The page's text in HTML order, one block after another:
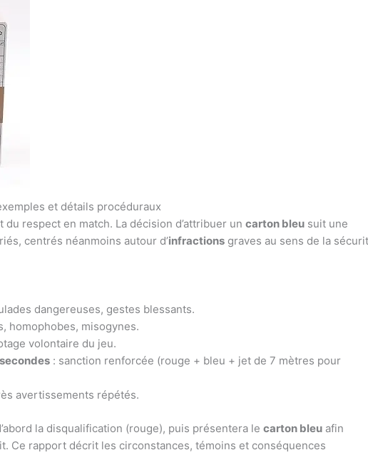
et détails procéduraux
du respect en match. La décision d’attribuer un carton bleu suit une
centrés néanmoins autour d’infractions graves au sens de la
dangereuses, gestes blessants.
homophobes, misogynes.
volontaire du jeu.
: sanction renforcée (rouge + bleu + jet de 7 mètres pour
avertissements répétés.
la disqualification (rouge), puis présentera le carton bleu afin
Ce rapport décrit les circonstances, témoins et conséquences